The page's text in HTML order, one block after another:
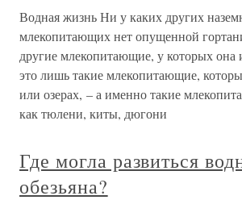
Водная жизнь Ни у каких других
млекопитающих нет опущенной
другие млекопитающие, у которых она
это лишь такие млекопитающие,
или озерах, – а именно такие
как тюлени, киты, дюгони
Где могла развиться
обезьяна?